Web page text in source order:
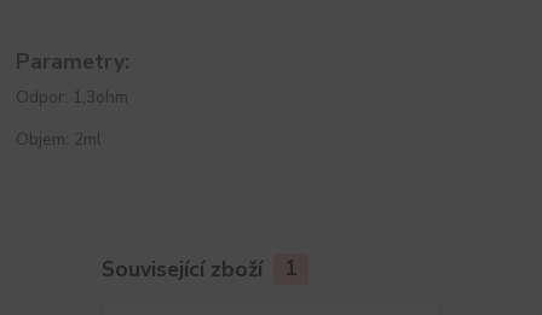
Parametry:
Odpor: 1,3ohm
Objem: 2ml
Související zboží 1